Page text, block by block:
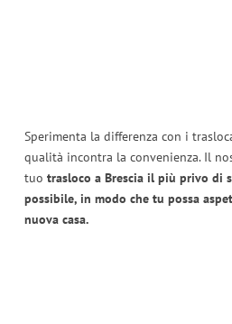
Sperimenta la differenza con i
qualità incontra la convenienza. Il
tuo trasloco a Brescia il più privo di
possibile, in modo che tu possa
nuova casa.